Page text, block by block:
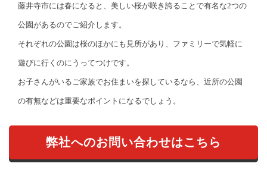
藤井寺市には春になると、美しい桜が咲き誇ることで有名な2つの
公園があるのでご紹介します。
それぞれの公園は桜のほかにも見所があり、ファミリーで気軽に
遊びに行くのにうってつけです。
お子さんがいるご家族でお住まいを探しているなら、近所の公園
の有無などは重要なポイントになるでしょう。
弊社へのお問い合わせはこちら